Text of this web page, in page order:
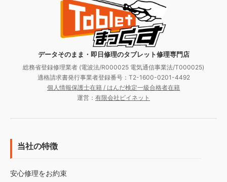
データそのまま・即日修理のタブレット修理専門店
総務省登録修理業者 (電波法/R000025 電気通信事業法/T000025)
適格請求書発行事業者登録番号：T2-1600-0201-4492
個人情報保護士在籍 / はんだ検定一級合格者在籍
運営： 有限会社ビイネット
当社の特徴
安心修理をお約束